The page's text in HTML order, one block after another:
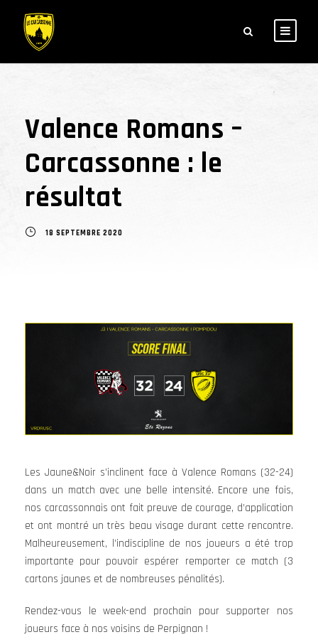
Valence Romans –
Carcassonne : le
résultat
18 SEPTEMBRE 2020
Les Jaune&Noir s’inclinent face à Valence Romans (32-24)
dans un match avec une belle intensité. Encore une fois,
nos carcassonnais ont fait preuve de courage, d’application
et ont montré un très beau visage durant cette rencontre.
Malheureusement, l’indiscipline de nos joueurs a été trop
importante pour pouvoir espérer remporter ce match (3
cartons jaunes et de nombreuses pénalités).
Rendez-vous le week-end prochain pour supporter nos
joueurs face à nos voisins de Perpignan !